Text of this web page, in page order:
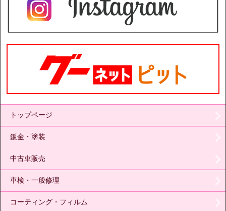
トップページ
鈑金・塗装
中古車販売
車検・一般修理
コーティング・フィルム